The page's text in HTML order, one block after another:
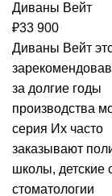
Диваны Вейт
₽33 900
Диваны Вейт
за долгие годы
производства
серия Их часто
заказывают
школы, детские
стоматологии